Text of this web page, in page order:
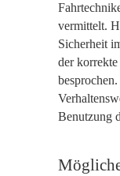
vermittelt.
Sicherheit
der
Benutzung